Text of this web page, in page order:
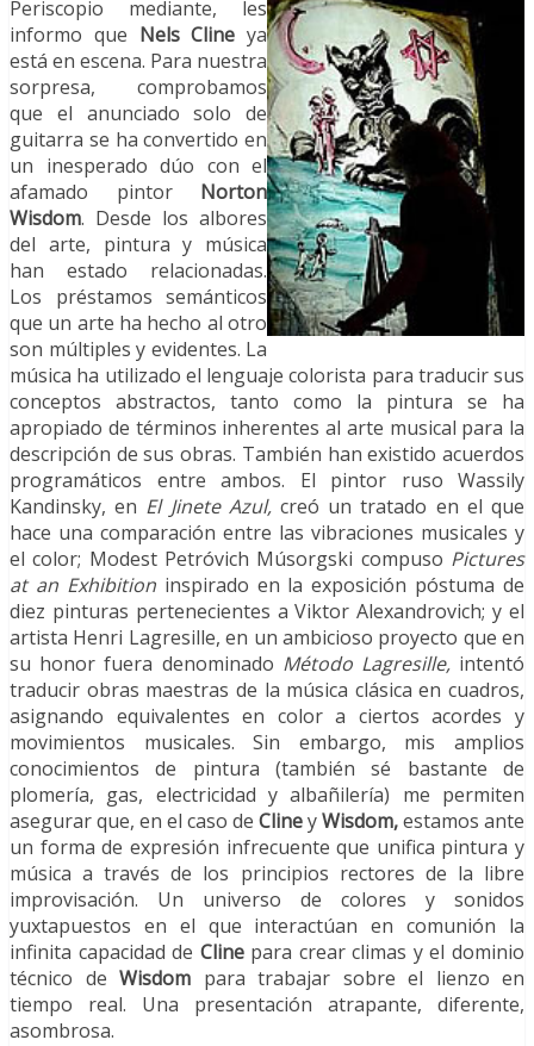
Periscopio mediante, les
informo que Nels Cline ya
está en escena. Para nuestra
sorpresa, comprobamos
que el anunciado solo de
guitarra se ha convertido en
un inesperado dúo con el
afamado pintor Norton
Wisdom. Desde los albores
del arte, pintura y música
han estado relacionadas.
Los préstamos semánticos
que un arte ha hecho al otro
son múltiples y evidentes. La
música ha utilizado el lenguaje colorista para traducir sus
conceptos abstractos, tanto como la pintura se ha
apropiado de términos inherentes al arte musical para la
descripción de sus obras. También han existido acuerdos
programáticos entre ambos. El pintor ruso Wassily
Kandinsky, en El Jinete Azul,creó un tratado en el que
hace una comparación entre las vibraciones musicales y
el color; Modest Petróvich Músorgski compuso Pictures
at an Exhibitioninspirado en la exposición póstuma de
diez pinturas pertenecientes a Viktor Alexandrovich; y el
artista Henri Lagresille, en un ambicioso proyecto que en
su honor fuera denominado Método Lagresille,intentó
traducir obras maestras de la música clásica en cuadros,
asignando equivalentes en color a ciertos acordes y
movimientos musicales. Sin embargo, mis amplios
conocimientos de pintura (también sé bastante de
plomería, gas, electricidad y albañilería) me permiten
asegurar que, en el caso de ClineyWisdom,estamos ante
un forma de expresión infrecuente que unifica pintura y
música a través de los principios rectores de la libre
improvisación. Un universo de colores y sonidos
yuxtapuestos en el que interactúan en comunión la
infinita capacidad de Clinepara crear climas y el dominio
técnico de Wisdom para trabajar sobre el lienzo en
tiempo real. Una presentación atrapante, diferente,
asombrosa.